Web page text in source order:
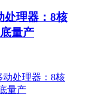
处理器：8核
量产